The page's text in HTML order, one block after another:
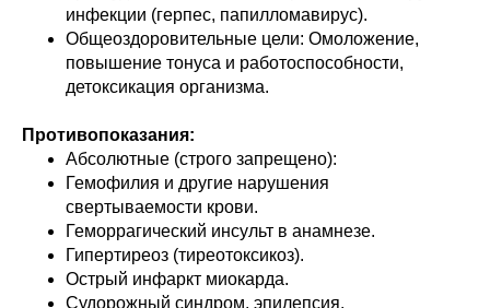
инфекции (герпес, папилломавирус).
Общеоздоровительные цели: Омоложение,
повышение тонуса и работоспособности,
детоксикация организма.
Противопоказания:
Абсолютные (строго запрещено):
Гемофилия и другие нарушения
свертываемости крови.
Геморрагический инсульт в анамнезе.
Гипертиреоз (тиреотоксикоз).
Острый инфаркт миокарда.
Судорожный синдром, эпилепсия.